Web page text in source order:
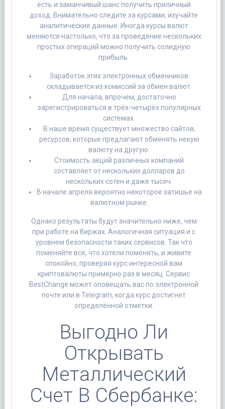
есть и заманчивый шанс получить приличный
доход. Внимательно следите за курсами, изучайте
аналитические данные. Иногда курсы валют
меняются настолько, что за проведение нескольких
простых операций можно получить солидную
прибыль.
Заработок этих электронных обменников
складывается из комиссий за обмен валют.
Для начала, впрочем, достаточно
зарегистрироваться в трёх-четырёх популярных
системах.
В наше время существует множество сайтов,
ресурсов, которые предлагают обменять некую
валюту на другую.
Стоимость акций различных компаний
составляет от нескольких долларов до
нескольких сотен и даже тысяч.
В начале апреля вероятно некоторое затишье на
валютном рынке.
Однако результаты будут значительно ниже, чем
при работе на биржах. Аналогичная ситуация и с
уровнем безопасности таких сервисов. Так что
поменяйте всё, что хотели поменять, и живите
спокойно, проверяя курс интересной вам
криптовалюты примерно раз в месяц. Сервис
BestChange может оповещать вас по электронной
почте или в Telegram, когда курс достигнет
определённой отметки.
Выгодно Ли
Открывать
Металлический
Счет В Сбербанке: